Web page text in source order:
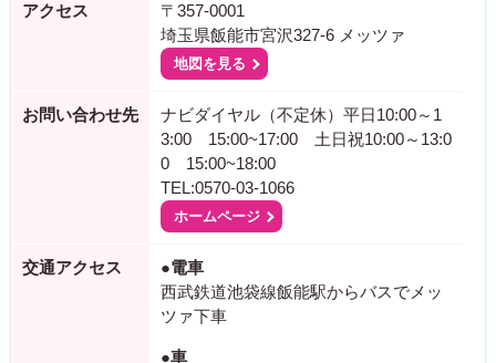
アクセス
〒357-0001
埼玉県飯能市宮沢327-6 メッツァ
地図を見る
お問い合わせ先
ナビダイヤル（不定休）平日10:00～1
3:00 15:00~17:00 土日祝10:00～13:0
0 15:00~18:00
TEL:0570-03-1066
ホームページ
交通アクセス
●電車
西武鉄道池袋線飯能駅からバスでメッ
ツァ下車
●車